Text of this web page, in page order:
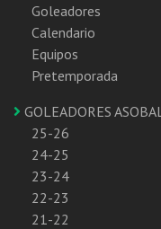
Goleadores
Calendario
Equipos
Pretemporada
GOLEADORES ASOBAL
25-26
24-25
23-24
22-23
21-22